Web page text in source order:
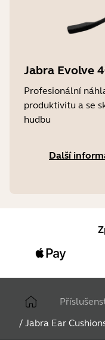
Jabra Evolve
Profesionální
produktivitu a se
hudbu
Další
/ Jabra Ear